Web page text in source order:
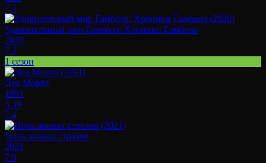
7.3
Удивительный мир Гамбола: Хроники Гамбола
2020
7.3
1 сезон
Дед Мороз
1991
5.39
7.4
Ночь живых страхов
2021
7.9